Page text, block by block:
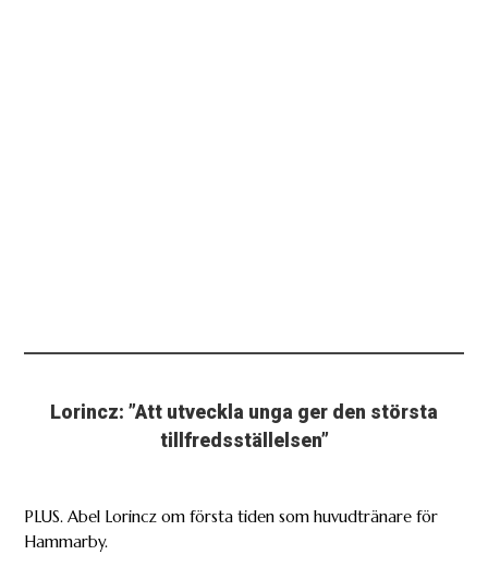
Lorincz: ”Att utveckla unga ger den största
tillfredsställelsen”
PLUS. Abel Lorincz om första tiden som huvudtränare för
Hammarby.